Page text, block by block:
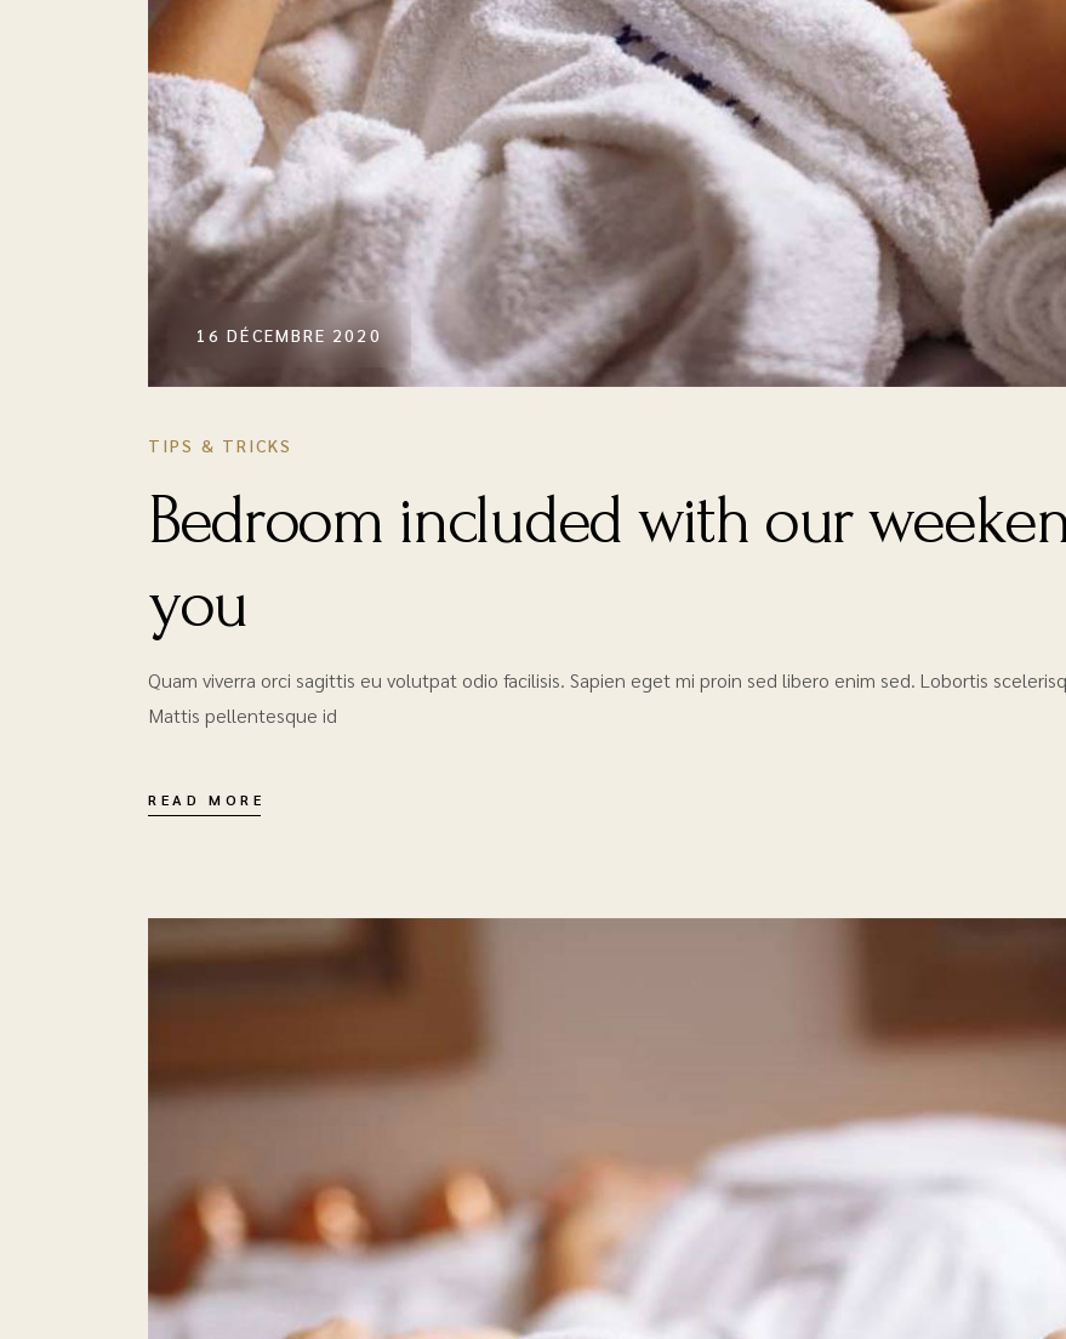
16 DÉCEMBRE 2020
TIPS & TRICKS
Bedroom included with our
you
Quam viverra orci sagittis eu volutpat odio facilisis. Sapien eget mi proin sed libero enim sed. Lobortis
Mattis pellentesque id
READ MORE